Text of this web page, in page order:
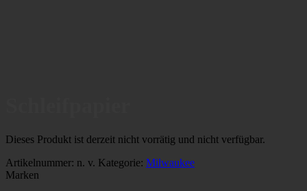
Dieses Produkt ist derzeit nicht vorrätig und nicht verfügbar.
Artikelnummer: n. v. Kategorie: Milwaukee
Marken